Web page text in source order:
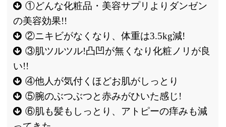
①どんな化粧品・美容サプリよりダンゼン
の美容効果!!
②ニキビがなくなり、体重は3.5kg減!
③肌ツルツル!凸凹が無くなり化粧ノリが良
い!!
④他人が気付くほどお肌がしっとり
⑤腕のぶつぶつと赤みがひいた感じ!
⑥肌も髪もしっとり、アトピーの痒みも減